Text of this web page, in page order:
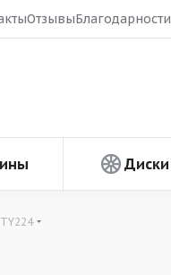
ОтзывыБлагодарности
Диски
TY224